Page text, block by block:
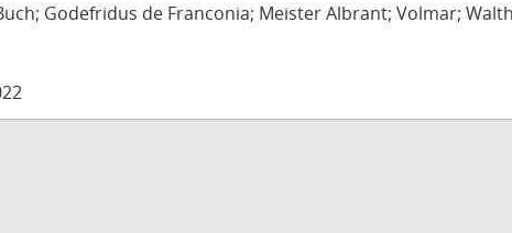
Godefridus de Franconia; Meister Albrant; Volmar;